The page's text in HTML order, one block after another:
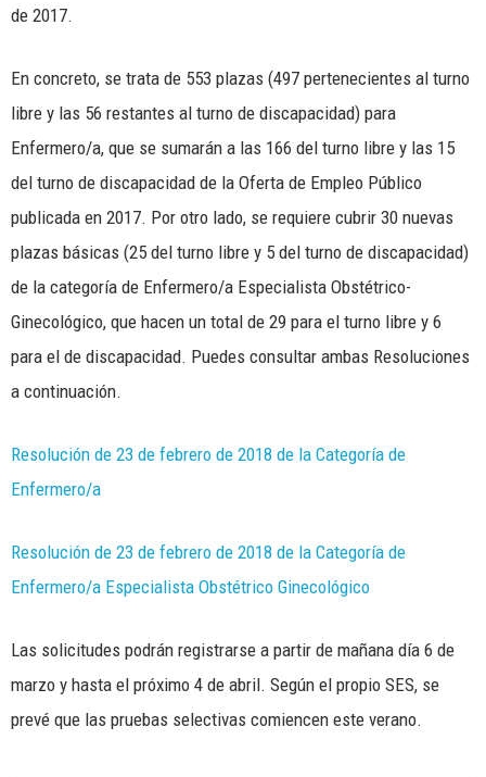
de 2017.
En concreto, se trata de 553 plazas (497 pertenecientes al turno
libre y las 56 restantes al turno de discapacidad) para
Enfermero/a, que se sumarán a las 166 del turno libre y las 15
del turno de discapacidad de la Oferta de Empleo Público
publicada en 2017. Por otro lado, se requiere cubrir 30 nuevas
plazas básicas (25 del turno libre y 5 del turno de discapacidad)
de la categoría de Enfermero/a Especialista Obstétrico-
Ginecológico, que hacen un total de 29 para el turno libre y 6
para el de discapacidad. Puedes consultar ambas Resoluciones
a continuación.
Resolución de 23 de febrero de 2018 de la Categoría de
Enfermero/a
Resolución de 23 de febrero de 2018 de la Categoría de
Enfermero/a Especialista Obstétrico Ginecológico
Las solicitudes podrán registrarse a partir de mañana día 6 de
marzo y hasta el próximo 4 de abril. Según el propio SES, se
prevé que las pruebas selectivas comiencen este verano.